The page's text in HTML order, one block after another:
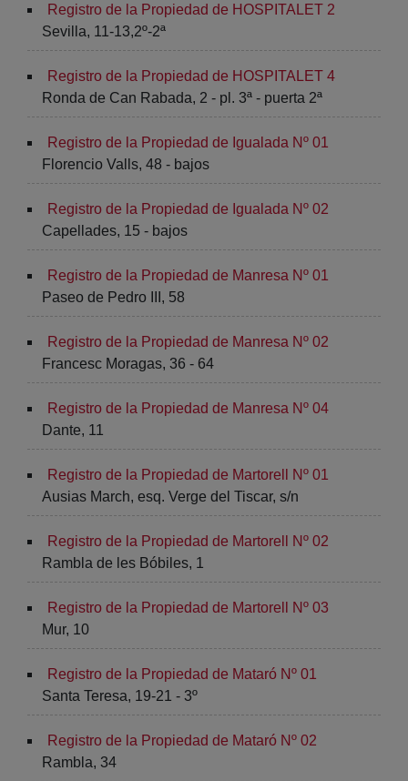
Registro de la Propiedad de HOSPITALET 2
Sevilla, 11-13,2º-2ª
Registro de la Propiedad de HOSPITALET 4
Ronda de Can Rabada, 2 - pl. 3ª - puerta 2ª
Registro de la Propiedad de Igualada Nº 01
Florencio Valls, 48 - bajos
Registro de la Propiedad de Igualada Nº 02
Capellades, 15 - bajos
Registro de la Propiedad de Manresa Nº 01
Paseo de Pedro III, 58
Registro de la Propiedad de Manresa Nº 02
Francesc Moragas, 36 - 64
Registro de la Propiedad de Manresa Nº 04
Dante, 11
Registro de la Propiedad de Martorell Nº 01
Ausias March, esq. Verge del Tiscar, s/n
Registro de la Propiedad de Martorell Nº 02
Rambla de les Bóbiles, 1
Registro de la Propiedad de Martorell Nº 03
Mur, 10
Registro de la Propiedad de Mataró Nº 01
Santa Teresa, 19-21 - 3º
Registro de la Propiedad de Mataró Nº 02
Rambla, 34